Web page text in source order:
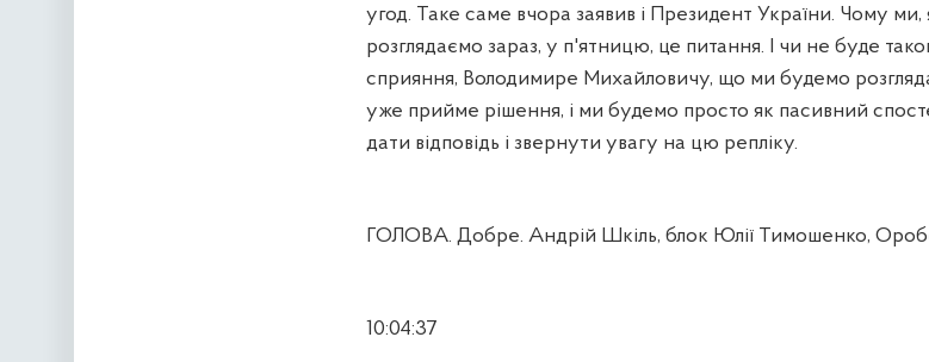
угод. Таке саме вчора заявив і Президент України. Чому
розглядаємо зараз, у п'ятницю, це питання. І чи не буде
сприяння, Володимире Михайловичу, що ми будемо
уже прийме рішення, і ми будемо просто як пасивний
дати відповідь і звернути увагу на цю репліку.
ГОЛОВА. Добре. Андрій Шкіль, блок Юлії Тимошенко,
10:04:37